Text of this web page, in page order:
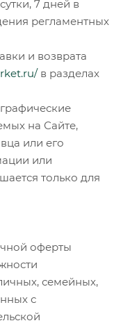
7 дней в
регламентных
и возврата
в разделах
на Сайте,
или его
или
только для
оферты
семейных,
с